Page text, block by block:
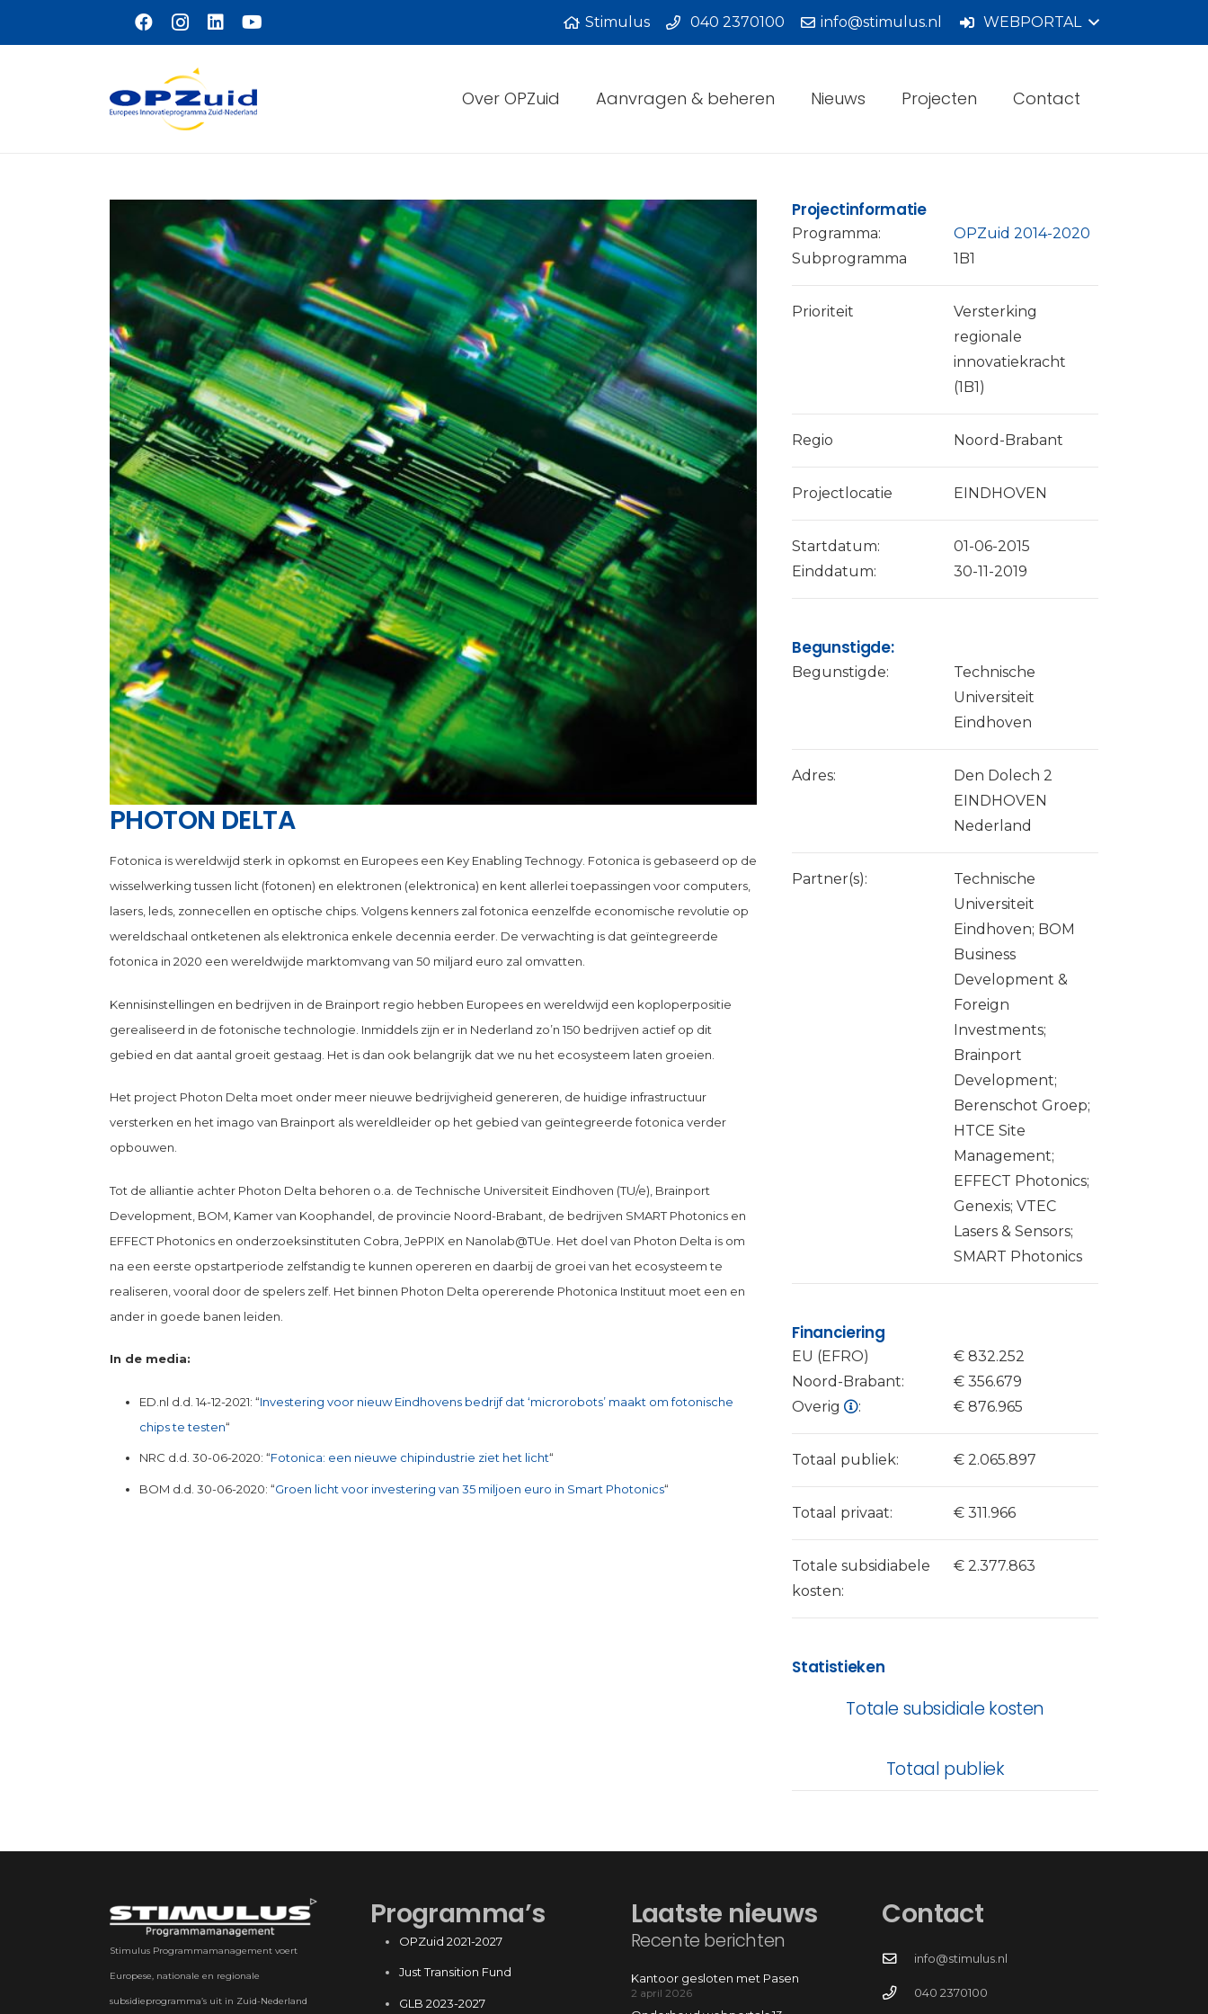
Naar hoofdinhoud
Stimulus 040 2370100 info@stimulus.nl WEBPORTAL
Over OPZuid Aanvragen & beheren Nieuws Projecten Contact
PHOTON DELTA
Fotonica is wereldwijd sterk in opkomst en Europees een Key Enabling Technogy. Fotonica is gebaseerd op de
wisselwerking tussen licht (fotonen) en elektronen (elektronica) en kent allerlei toepassingen voor computers,
lasers, leds, zonnecellen en optische chips. Volgens kenners zal fotonica eenzelfde economische revolutie op
wereldschaal ontketenen als elektronica enkele decennia eerder. De verwachting is dat geïntegreerde
fotonica in 2020 een wereldwijde marktomvang van 50 miljard euro zal omvatten.
Kennisinstellingen en bedrijven in de Brainport regio hebben Europees en wereldwijd een koploperpositie
gerealiseerd in de fotonische technologie. Inmiddels zijn er in Nederland zo’n 150 bedrijven actief op dit
gebied en dat aantal groeit gestaag. Het is dan ook belangrijk dat we nu het ecosysteem laten groeien.
Het project Photon Delta moet onder meer nieuwe bedrijvigheid genereren, de huidige infrastructuur
versterken en het imago van Brainport als wereldleider op het gebied van geïntegreerde fotonica verder
opbouwen.
Tot de alliantie achter Photon Delta behoren o.a. de Technische Universiteit Eindhoven (TU/e), Brainport
Development, BOM, Kamer van Koophandel, de provincie Noord-Brabant, de bedrijven SMART Photonics en
EFFECT Photonics en onderzoeksinstituten Cobra, JePPIX en Nanolab@TUe. Het doel van Photon Delta is om
na een eerste opstartperiode zelfstandig te kunnen opereren en daarbij de groei van het ecosysteem te
realiseren, vooral door de spelers zelf. Het binnen Photon Delta opererende Photonica Instituut moet een en
ander in goede banen leiden.
In de media:
ED.nl d.d. 14-12-2021: “Investering voor nieuw Eindhovens bedrijf dat ‘microrobots’ maakt om fotonische
chips te testen“
NRC d.d. 30-06-2020: “Fotonica: een nieuwe chipindustrie ziet het licht“
BOM d.d. 30-06-2020: “Groen licht voor investering van 35 miljoen euro in Smart Photonics“
Projectinformatie
Programma:
OPZuid 2014-2020
Subprogramma
1B1
Prioriteit
Versterking
regionale
innovatiekracht
(1B1)
Regio Noord-Brabant
Projectlocatie EINDHOVEN
Startdatum:
01-06-2015
Einddatum:
30-11-2019
Begunstigde:
Begunstigde:
Technische
Universiteit
Eindhoven
Adres:
Den Dolech 2
EINDHOVEN
Nederland
Partner(s):
Technische
Universiteit
Eindhoven; BOM
Business
Development &
Foreign
Investments;
Brainport
Development;
Berenschot Groep;
HTCE Site
Management;
EFFECT Photonics;
Genexis; VTEC
Lasers & Sensors;
SMART Photonics
Financiering
EU (EFRO)
€ 832.252
Noord-Brabant:
€ 356.679
Overig
: € 876.965
Totaal publiek: € 2.065.897
Totaal privaat: € 311.966
Totale subsidiabele
kosten:
€ 2.377.863
Statistieken
Totale subsidiale kosten
Totaal publiek
Stimulus Programmamanagement voert
Europese, nationale en regionale
subsidieprogramma’s uit in Zuid-Nederland
Programma’s
OPZuid 2021-2027
Just Transition Fund
GLB 2023-2027
Laatste nieuws
Recente berichten
Kantoor gesloten met Pasen
2 april 2026
Contact
info@stimulus.nl
040 2370100